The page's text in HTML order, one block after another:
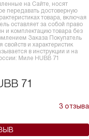
на Сайте, носят
передавать достоверную
товара, включая
оставляет за собой право
и комплектацию товара без
Заказа Покупатель
и характеристик
в инструкции и на
Миле HUBB 71
71
3 отзыва